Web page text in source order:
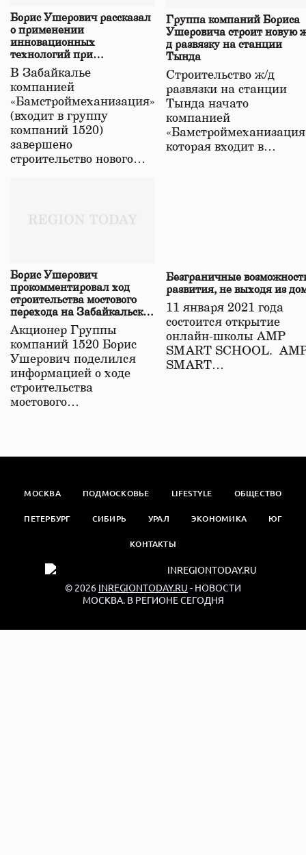
Борис Ушерович рассказал
о применении
инновационных
технологий при
строительстве нового моста
в Забайкалье
В Забайкалье
компанией
«Бамстроймеханизация»
(входит в группу
компаний 1520)
завершено
строительство нового…
Группа компаний Бориса
Ушеровича строит новую
д развязку на станции
Тында
Строительство ж/д
развязки на станции
Тында начато
компанией
которая входит в…
Борис Ушерович
прокомментировал ход
строительства мостового
перехода на Забайкальской
железной дороге
Акционер Группы
компаний 1520 Борис
Ушерович поделился
информацией о ходе
строительства
мостового…
Безграничные
развития, не выходя из
11 января 2021 года
состоится открытие
онлайн-школы АМР
SMART SCHOOL.
SMART…
МОСКВА ПОДМОСКОВЬЕ LIFESTYLE ОБЩЕСТВО
ПЕТЕРБУРГ СИБИРЬ УРАЛ ЭКОНОМИКА ЮГ
КОНТАКТЫ
© 2026 INREGIONTODAY.RU - НОВОСТИ
МОСКВА. В РЕГИОНЕ СЕГОДНЯ